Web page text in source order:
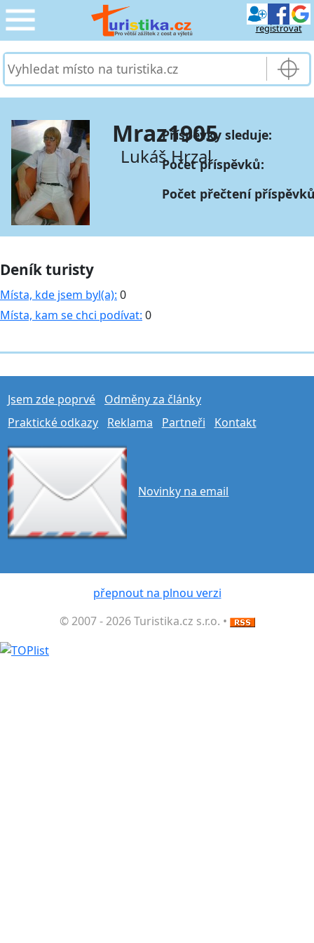
registrovat
CESTOVÁNÍ
SLUŽBY & DOPRAVA ›
PRO TURISTY
MOJE TURISTIKA
Mraz1905
Lukáš Hrzal
Příspěvky sleduje:
Počet příspěvků:
Počet přečtení
Deník turisty
Místa, kde jsem byl(a): 0
Místa, kam se chci podívat: 0
Jsem zde poprvé
Odměny za články
Praktické odkazy
Reklama Partneři Kontakt
Novinky na email
přepnout na plnou verzi
© 2007 - 2026 Turistika.cz s.r.o. •